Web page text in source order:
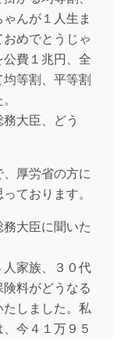
んが１人生ま
めでとうじゃ
費１兆円、全
等割、平等割
大臣、どう
厚労省の方に
ております。
大臣に聞いた
家族、３０代
料がどうなる
しました。私
今４１万９５